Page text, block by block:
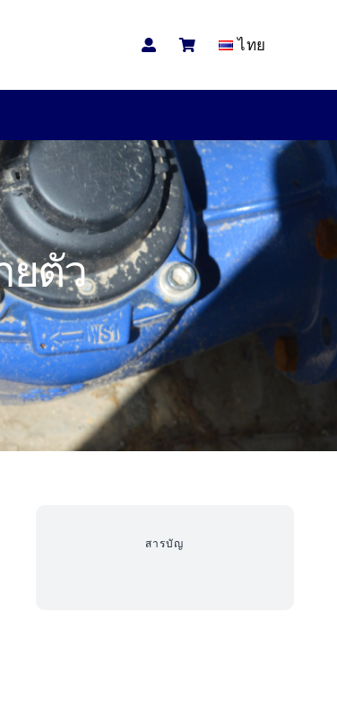
ไทย
ยตัว
สารบัญ